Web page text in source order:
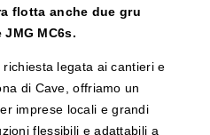
flotta anche due gru
MC6s.
legata ai cantieri e
di Cave, offriamo un
imprese locali e grandi
flessibili e adattabili a